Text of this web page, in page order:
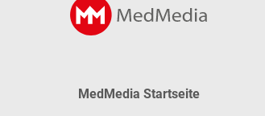
MedMedia Startseite